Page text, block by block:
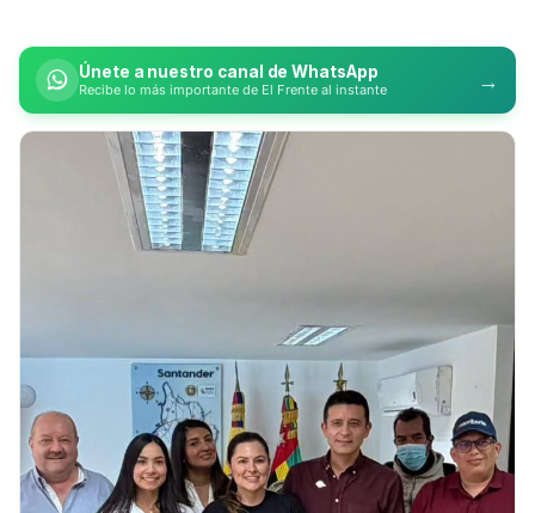
Únete a nuestro canal de WhatsApp
Recibe lo más importante de El Frente al instante →